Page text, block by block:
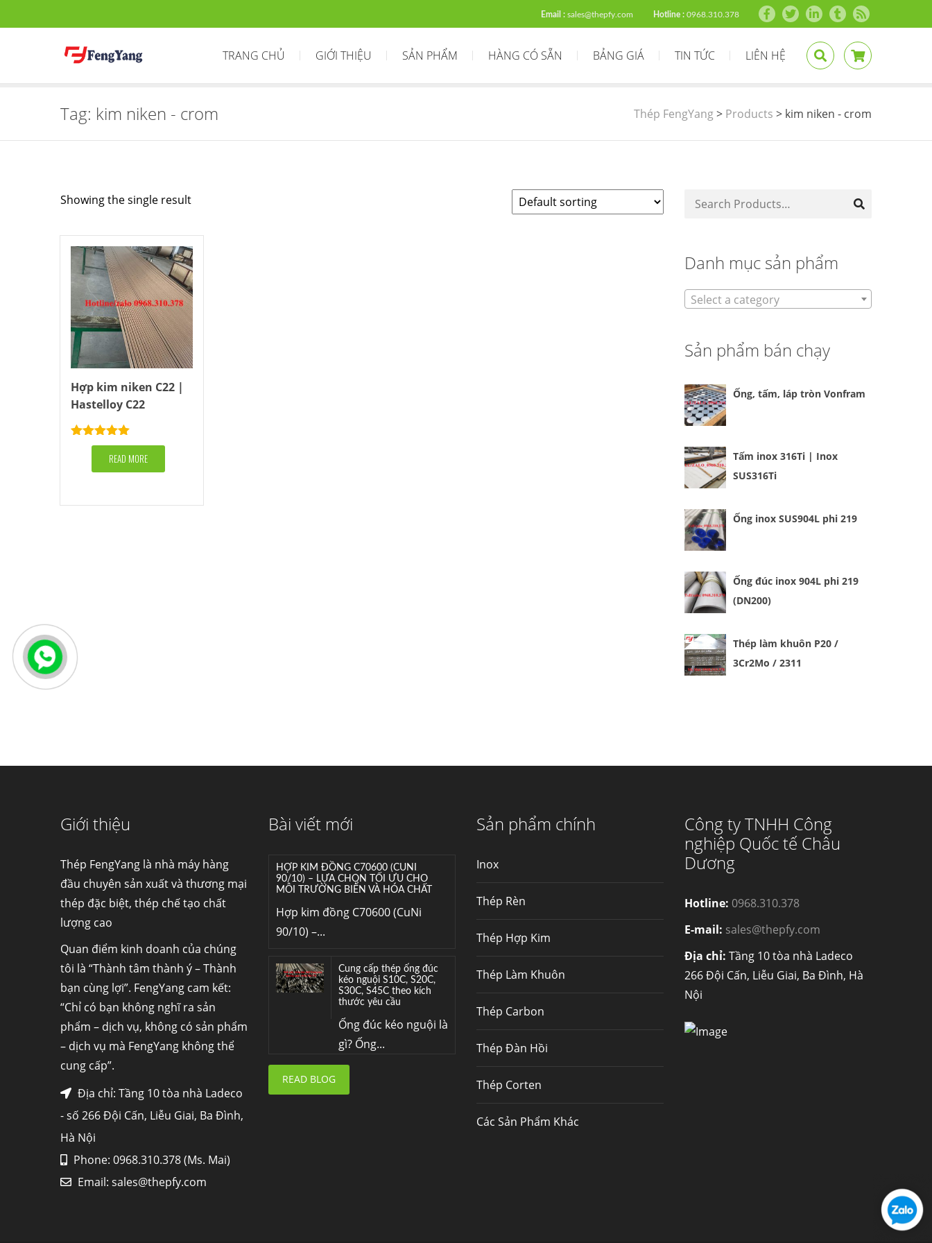
Email : sales@thepfy.com Hotline : 0968.310.378
TRANG CHỦ GIỚI THIỆU SẢN PHẨM HÀNG CÓ SẴN BẢNG GIÁ TIN TỨC LIÊN HỆ
Tag: kim niken - crom Thép FengYang> Products > kim niken - crom
Showing the single result
Hợp kim niken C22 |
Hastelloy C22
Rated5.00
out of 5READ MORE
Danh mục sản phẩm
Select a category
Sản phẩm bán chạy
Ống, tấm, láp tròn Vonfram
Tấm inox 316Ti | Inox
SUS316Ti
Ống inox SUS904L phi 219
Ống đúc inox 904L phi 219
(DN200)
Thép làm khuôn P20 /
3Cr2Mo / 2311
Giới thiệu
Thép FengYang là nhà máy hàng
đầu chuyên sản xuất và thương mại
thép đặc biệt, thép chế tạo chất
lượng cao
Quan điểm kinh doanh của chúng
tôi là “Thành tâm thành ý – Thành
bạn cùng lợi”. FengYang cam kết:
“Chỉ có bạn không nghĩ ra sản
phẩm – dịch vụ, không có sản phẩm
– dịch vụ mà FengYang không thể
cung cấp”.
Địa chỉ: Tầng 10 tòa nhà Ladeco
- số 266 Đội Cấn, Liễu Giai, Ba Đình,
Hà Nội
Phone: 0968.310.378 (Ms. Mai)
Email: sales@thepfy.com
Bài viết mớiInox (thép không gỉ)
HỢP KIM ĐỒNG C70600 (CUNI
90/10) – LỰA CHỌN TỐI ƯU CHO
MÔI TRƯỜNG BIỂN VÀ HÓA CHẤT
Hợp kim đồng C70600 (CuNi
90/10) –...
Cung cấp thép ống đúc
kéo nguội S10C, S20C,
S30C, S45C theo kích
thước yêu cầu
Ống đúc kéo nguội là
gì? Ống...
nhà máy thép Hòa Phát
READ BLOG
Sản phẩm chính
Inox
Thép Rèn
Thép Hợp Kim
Thép Làm Khuôn
Thép Carbon
Thép Đàn Hồi
Thép Corten
Các Sản Phẩm Khác
Công ty TNHH Công
nghiệp Quốc tế Châu
Dương
Hotline: 0968.310.378
E-mail: sales@thepfy.com
Địa chỉ: Tầng 10 tòa nhà Ladeco
266 Đội Cấn, Liễu Giai, Ba Đình, Hà
Nội